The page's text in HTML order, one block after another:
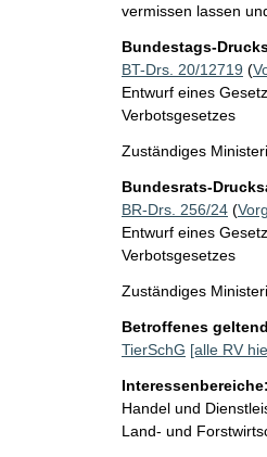
vermissen lassen
Bundestags-
BT-Drs. 20/12719 (
Entwurf eines
Verbotsgesetzes
Zuständiges
Bundesrats-
BR-Drs. 256/24(
Entwurf eines
Verbotsgesetzes
Zuständiges
Betroffenes
TierSchG [alle RV
Interessenbereiche:
Handel und
Land- und